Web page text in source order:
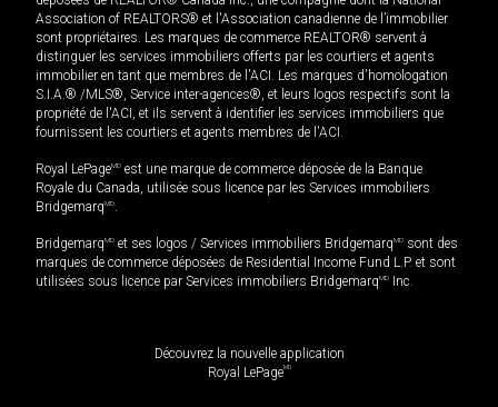
Association of REALTORS® et l'Association canadienne de l’immobilier
sont propriétaires. Les marques de commerce REALTOR® servent à
distinguer les services immobiliers offerts par les courtiers et agents
immobilier en tant que membres de l'ACI. Les marques d'homologation
S.I.A.® /MLS®, Service inter-agences®, et leurs logos respectifs sont la
propriété de l'ACI, et ils servent à identifier les services immobiliers que
fournissent les courtiers et agents membres de l'ACI.
Royal LePageMD est une marque de commerce déposée de la Banque
Royale du Canada, utilisée sous licence par les Services immobiliers
BridgemarqMD.
BridgemarqMD et ses logos / Services immobiliers BridgemarqMD sont des
marques de commerce déposées de Residential Income Fund L.P. et sont
utilisées sous licence par Services immobiliers BridgemarqMD Inc.
Découvrez la nouvelle application
Royal LePageMD